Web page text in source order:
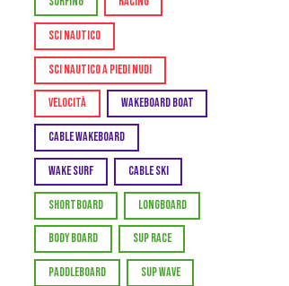
SCI NAUTICO
SCI NAUTICO A PIEDI NUDI
VELOCITÀ WAKEBOARD BOAT
CABLE WAKEBOARD
WAKE SURF CABLE SKI
SHORTBOARD LONGBOARD
BODY BOARD SUP RACE
PADDLEBOARD SUP WAVE